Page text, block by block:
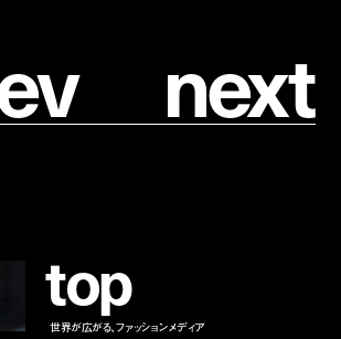
v next
top
世界が広がる、ファッションメディア